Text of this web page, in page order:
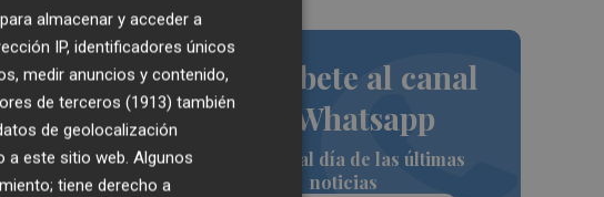
Suscríbete al canal
de Whatsapp
Siempre al día de las últimas
noticias
cinco
y
almacenar y acceder a
IP, identificadores únicos
medir anuncios y contenido,
de terceros (1913) también
de geolocalización
a este sitio web. Algunos
tiene derecho a